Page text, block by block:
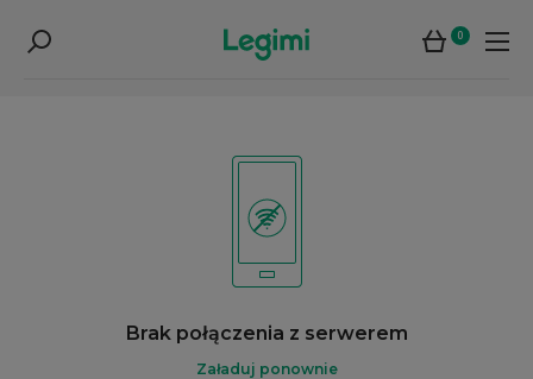
0
Brak połączenia z serwerem
Załaduj ponownie